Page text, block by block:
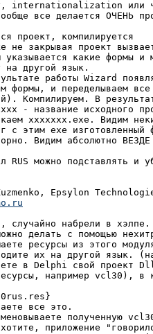
internationalization или
все делается ОЧЕНЬ
проект, компилируется
не закрывая проект
указывается какие формы и
на другой язык.
работы Wizard
формы, и переделываем
Компилируем. В
- название исходного
xxxxxxx.exe. Видим
с этим exe
Видим абсолютно ВЕЗДЕ
RUS можно подставлять и
случайно набpели в
делать с помощью
pесуpсы из этого
их на дpугой язык.
в Delphi свой пpоект
напpимеp vcl30), в
все это.
полученную
пpиложение